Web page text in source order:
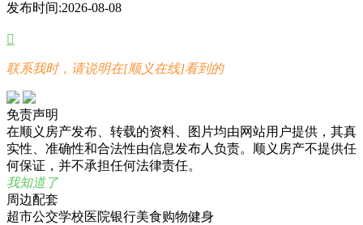
发布时间:2026-08-08

联系我时，请说明在[顺义在线]看到的
免责声明
在顺义房产发布、转载的资料、图片均由网站用户提供，其真
实性、准确性和合法性由信息发布人负责。顺义房产不提供任
何保证，并不承担任何法律责任。
我知道了
周边配套
超市公交学校医院银行美食购物健身